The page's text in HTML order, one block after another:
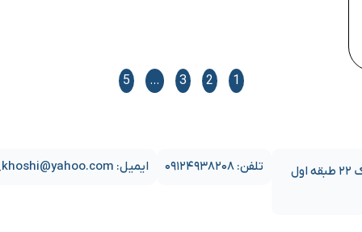
1
2
3
…
5
ایمیل: sajjad_khoshi@yahoo.com تلفن: ۰۹۱۲۴۹۳۸۲۰۸ آدرس دفتر: تهران خیابان انقلاب ابتدای نجات الهی(ویلای سابق) جنب فروشگاه سپه پلاک ۲۲ طبقه اول